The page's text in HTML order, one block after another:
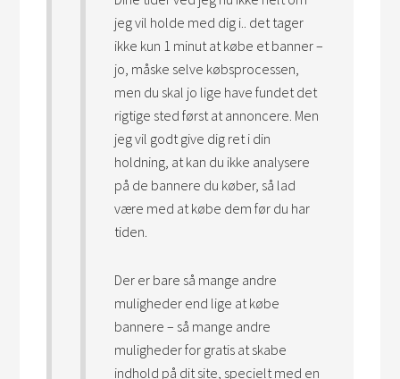
jeg vil holde med dig i.. det tager
ikke kun 1 minut at købe et banner –
jo, måske selve købsprocessen,
men du skal jo lige have fundet det
rigtige sted først at annoncere. Men
jeg vil godt give dig ret i din
holdning, at kan du ikke analysere
på de bannere du køber, så lad
være med at købe dem før du har
tiden.
Der er bare så mange andre
muligheder end lige at købe
bannere – så mange andre
muligheder for gratis at skabe
indhold på dit site, specielt med en